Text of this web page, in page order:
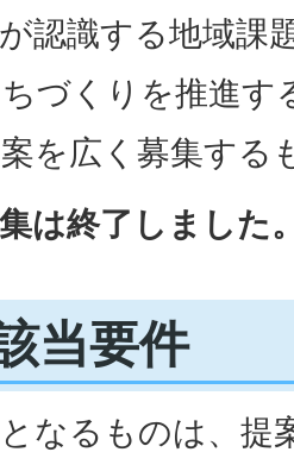
認識する地域課
づくりを推進す
を広く募集する
集は終了しました
当要件
なるものは、提